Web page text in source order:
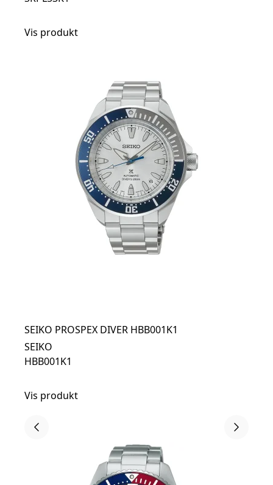
Vis produkt
SEIKO PROSPEX DIVER HBB001K1
SEIKO
HBB001K1
Vis produkt